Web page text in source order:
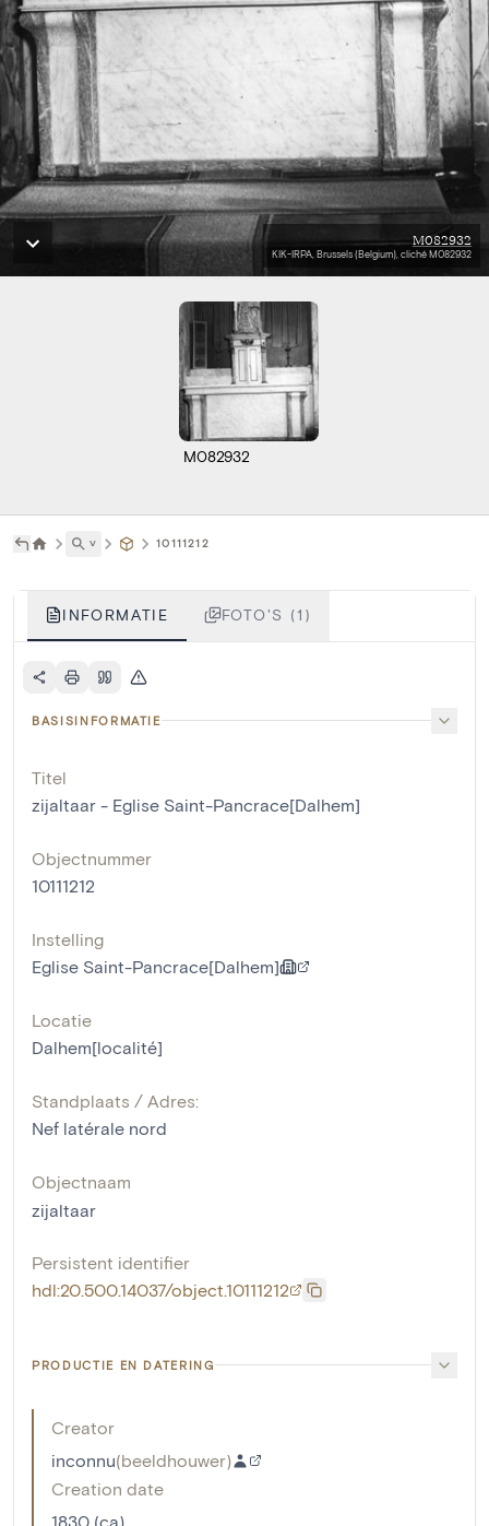
M082932
KIK-IRPA, Brussels (Belgium), cliché M082932
M082932
˅ 10111212
INFORMATIE FOTO'S (1)
BASISINFORMATIE
Titel
zijaltaar - Eglise Saint-Pancrace[Dalhem]
Objectnummer
10111212
Instelling
Eglise Saint-Pancrace[Dalhem]
Locatie
Dalhem[localité]
Standplaats / Adres:
Nef latérale nord
Objectnaam
zijaltaar
Persistent identifier
hdl:20.500.14037/object.10111212
PRODUCTIE EN DATERING
Creator
inconnu(beeldhouwer)
Creation date
1830 (ca)